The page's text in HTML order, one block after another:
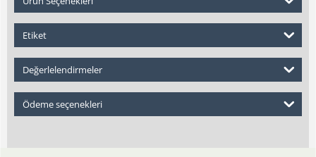
Etiket
Değerlelendirmeler
Ödeme seçenekleri